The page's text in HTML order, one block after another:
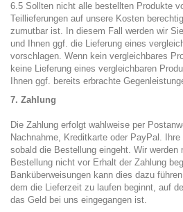
6.5 Sollten nicht alle bestellten Produkte
Teillieferungen auf unsere Kosten
zumutbar ist. In diesem Fall werden wir
und Ihnen ggf. die Lieferung eines
vorschlagen. Wenn kein vergleichbares
keine Lieferung eines vergleichbaren
Ihnen ggf. bereits erbrachte
7. Zahlung
Die Zahlung erfolgt wahlweise per
Nachnahme, Kreditkarte oder PayPal.
sobald die Bestellung eingeht. Wir werden
Bestellung nicht vor Erhalt der Zahlung
Banküberweisungen kann dies dazu
dem die Lieferzeit zu laufen beginnt, auf
das Geld bei uns eingegangen ist.